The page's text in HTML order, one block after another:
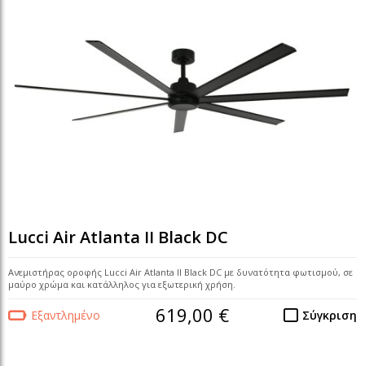
Lucci Air Atlanta II Black DC
Ανεμιστήρας οροφής Lucci Air Atlanta II Black DC με δυνατότητα φωτισμού, σε
μαύρο χρώμα και κατάλληλος για εξωτερική χρήση.
Εξαντλημένο Σύγκριση
619,00 €